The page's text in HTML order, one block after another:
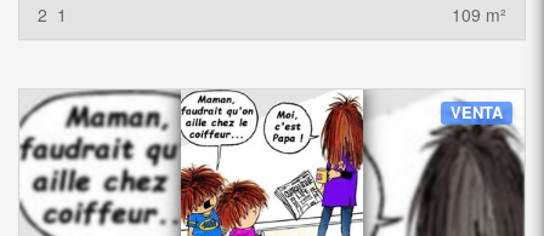
2 1 109 m²
VENTA